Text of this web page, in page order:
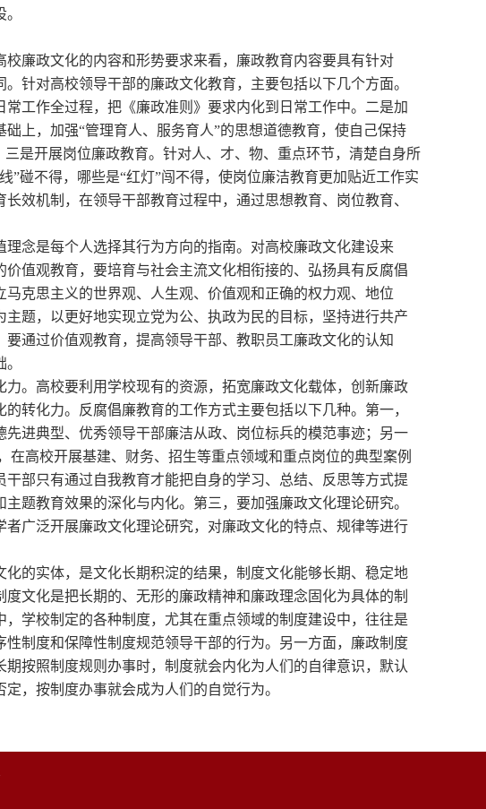
廉政文化的内容和形势要求来看，廉政教育内容要具有针对
针对高校领导干部的廉政文化教育，主要包括以下几个方面。
工作全过程，把《廉政准则》要求内化到日常工作中。二是加
上，加强“管理育人、服务育人”的思想道德教育，使自己保持
是开展岗位廉政教育。针对人、才、物、重点环节，清楚自身所
碰不得，哪些是“红灯”闯不得，使岗位廉洁教育更加贴近工作实
效机制，在领导干部教育过程中，通过思想教育、岗位教育、
念是每个人选择其行为方向的指南。对高校廉政文化建设来
值观教育，要培育与社会主流文化相衔接的、弘扬具有反腐倡
克思主义的世界观、人生观、价值观和正确的权力观、地位
题，以更好地实现立党为公、执政为民的目标，坚持进行共产
通过价值观教育，提高领导干部、教职员工廉政文化的认知
。高校要利用学校现有的资源，拓宽廉政文化载体，创新廉政
转化力。反腐倡廉教育的工作方式主要包括以下几种。第一，
进典型、优秀领导干部廉洁从政、岗位标兵的模范事迹；另一
高校开展基建、财务、招生等重点领域和重点岗位的典型案例
部只有通过自我教育才能把自身的学习、总结、反思等方式提
题教育效果的深化与内化。第三，要加强廉政文化理论研究。
广泛开展廉政文化理论研究，对廉政文化的特点、规律等进行
的实体，是文化长期积淀的结果，制度文化能够长期、稳定地
文化是把长期的、无形的廉政精神和廉政理念固化为具体的制
学校制定的各种制度，尤其在重点领域的制度建设中，往往是
制度和保障性制度规范领导干部的行为。另一方面，廉政制度
按照制度规则办事时，制度就会内化为人们的自律意识，默认
，按制度办事就会成为人们的自觉行为。